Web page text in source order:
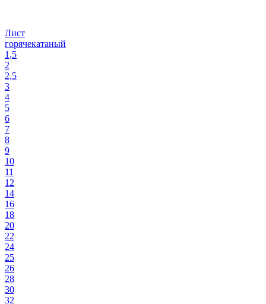
Лист
горячекатаный
1,5
2
2,5
3
4
5
6
7
8
9
10
11
12
14
16
18
20
22
24
25
26
28
30
32